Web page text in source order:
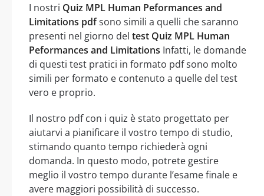
I nostri Quiz MPL Human Peformances and
Limitations pdfsono simili a quelli che saranno
presenti nel giorno del test Quiz MPL Human
Peformances and Limitations Infatti, le domande
di questi test pratici in formato pdf sono molto
simili per formato e contenuto a quelle del test
vero e proprio.
Il nostro pdf con i quiz è stato progettato per
aiutarvi a pianificare il vostro tempo di studio,
stimando quanto tempo richiederà ogni
domanda. In questo modo, potrete gestire
meglio il vostro tempo durante l’esame finale e
avere maggiori possibilità di successo.